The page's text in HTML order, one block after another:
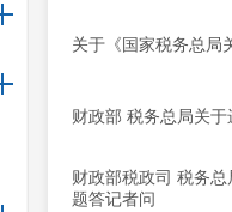
关于《国家税务总局
财政部 税务总局关
财政部税政司 税务
题答记者问